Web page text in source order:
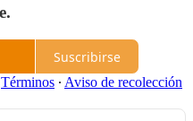
Suscribirse
Términos ∙ Aviso de recolección